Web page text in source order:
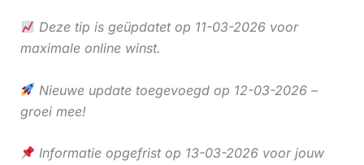
Deze tip is geüpdatet op 11-03-2026 voor
maximale online winst.
Nieuwe update toegevoegd op 12-03-2026 –
groei mee!
Informatie opgefrist op 13-03-2026 voor jouw